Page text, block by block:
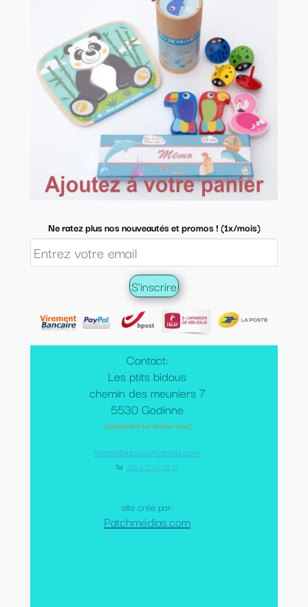
Contact:
Les ptits bidous
chemin des meuniers 7
5530 Godinne
(uniquement sur rendez-vous)
lesptitsbidous@hotmail.com
Tel: +32 477 47 05 17
site créé par:
Patchmédias.com
Ne ratez plus nos nouveautés et promos ! (1x/mois)